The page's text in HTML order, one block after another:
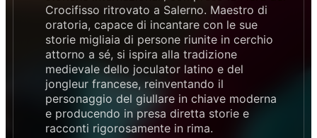
Crocifisso ritrovato a Salerno. Maestro di
oratoria, capace di incantare con le sue
storie migliaia di persone riunite in cerchio
attorno a sé, si ispira alla tradizione
medievale dello joculator latino e del
jongleur francese, reinventando il
personaggio del giullare in chiave moderna
e producendo in presa diretta storie e
racconti rigorosamente in rima.